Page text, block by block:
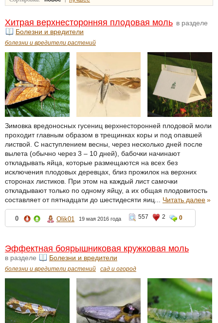
Хитрая верхнесторонняя плодовая моль в разделе
Болезни и вредители
болезни и вредители растений
Зимовка вредоносных гусениц верхнесторонней плодовой моли
проходит главным образом в трещинках коры и под опавшей
листвой. С наступлением весны, через несколько дней после
вылета (обычно через 3 – 10 дней), бабочки начинают
откладывать яйца, которые размещаются на всех без
исключения плодовых деревцах, близ прожилок на верхних
сторонах листиков. При этом на каждый лист самочки
откладывают только по одному яйцу, а их общая плодовитость
составляет от пятнадцати до шестидесяти яиц... Читать далее»
0 Olik01 19 мая 2016 года 557 2 0
Эффектная боярышниковая кружковая моль
в разделе Болезни и вредители
болезни и вредители растений сад и огород